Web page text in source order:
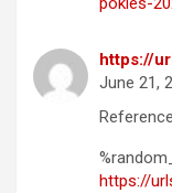
https://
June 21,
https://